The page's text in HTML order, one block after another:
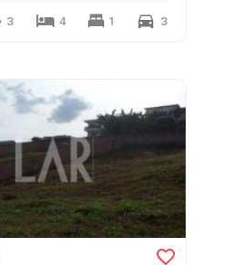
3 4 1 3